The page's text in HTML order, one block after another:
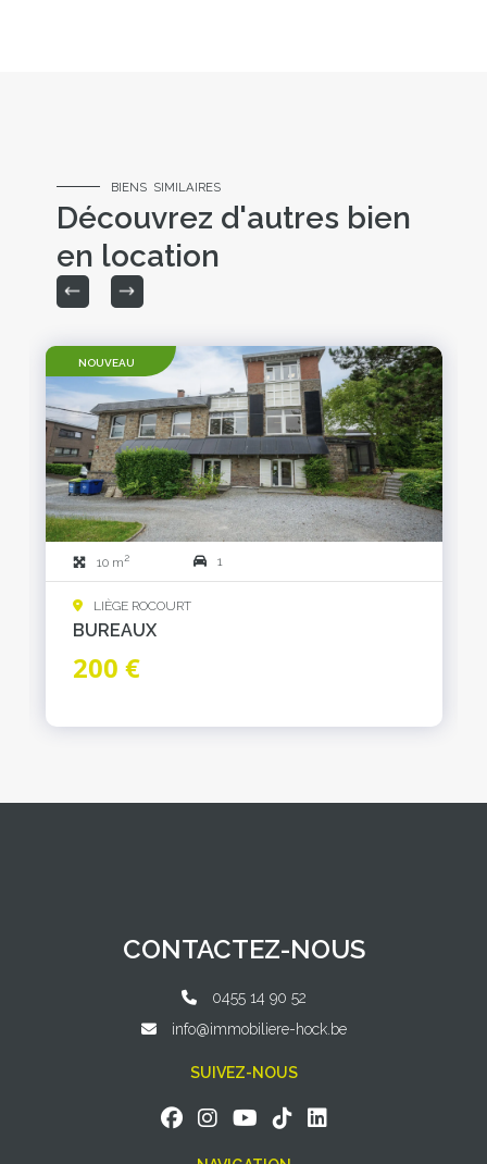
BIENS SIMILAIRES
Découvrez d'autres bien
en location
NOUVEAU
10 m2 1
LIÈGE ROCOURT
BUREAUX
200 €
CONTACTEZ-NOUS
0455 14 90 52
info@immobiliere-hock.be
SUIVEZ-NOUS